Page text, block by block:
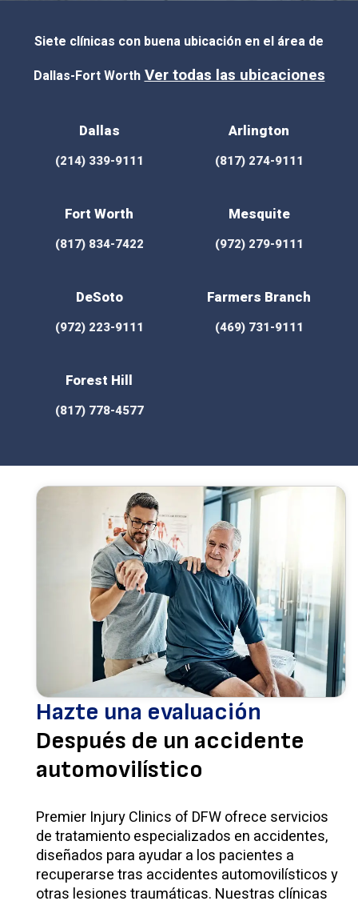
Siete clínicas con buena ubicación en el área de
Dallas-Fort Worth Ver todas las ubicaciones
Dallas
(214) 339-9111
Arlington
(817) 274-9111
Fort Worth
(817) 834-7422
Mesquite
(972) 279-9111
DeSoto
(972) 223-9111
Farmers Branch
(469) 731-9111
Forest Hill
(817) 778-4577
Hazte una evaluación
Después de un accidente
automovilístico
Premier Injury Clinics of DFW ofrece servicios
de tratamiento especializados en accidentes,
diseñados para ayudar a los pacientes a
recuperarse tras accidentes automovilísticos y
otras lesiones traumáticas. Nuestras clínicas